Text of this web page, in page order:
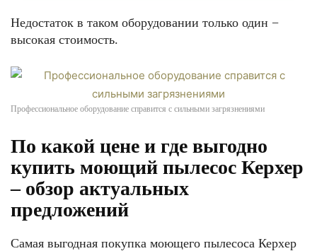
Недостаток в таком оборудовании только один −
высокая стоимость.
Профессиональное оборудование справится с сильными загрязнениями
По какой цене и где выгодно
купить моющий пылесос Керхер
– обзор актуальных
предложений
Самая выгодная покупка моющего пылесоса Керхер